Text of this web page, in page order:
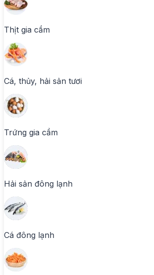
Thịt gia cầm
Cá, thủy, hải sản tươi
Trứng gia cầm
Hải sản đông lạnh
Cá đông lạnh